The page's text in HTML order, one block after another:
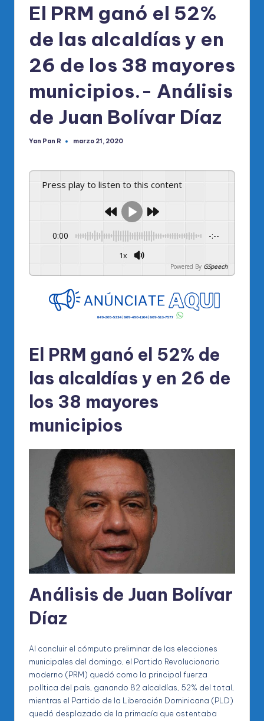
El PRM ganó el 52%
de las alcaldías y en
26 de los 38 mayores
municipios.- Análisis
de Juan Bolívar Díaz
Publicado
Yan Pan R marzo 21, 2020
Press play to listen to this content
0:00 -:--
1x
Powered By GSpeech
El PRM ganó el 52% de
las alcaldías y en 26 de
los 38 mayores
municipios
Análisis de Juan Bolívar
Díaz
Al concluir el cómputo preliminar de las elecciones
municipales del domingo, el Partido Revolucionario
moderno (PRM) quedó como la principal fuerza
política del país, ganando 82 alcaldías, 52% del total,
mientras el Partido de la Liberación Dominicana (PLD)
quedó desplazado de la primacía que ostentaba